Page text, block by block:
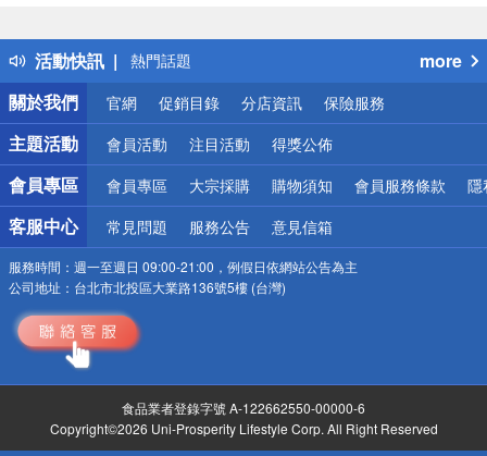
活動快訊
得獎公告
熱門話題
銀行優惠
偏遠地區配送
詐騙網頁！請小心！
more
關於我們
官網 促銷目錄 分店資訊 保險服務
主題活動 會員活動 注目活動 得獎公佈
會員專區 會員專區 大宗採購 購物須知 會員服務條款 隱
客服中心 常見問題 服務公告 意見信箱
服務時間： 週一至週日 09:00-21:00，例假日依網站公告為主
公司地址： 台北市北投區大業路136號5樓 (台灣)
食品業者登錄字號 A-122662550-00000-6
Copyright©2026 Uni-Prosperity Lifestyle Corp. All Right Reserved